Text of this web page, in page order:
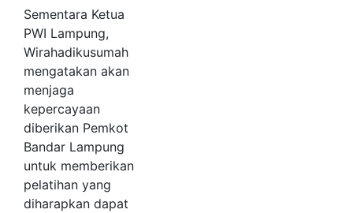
Sementara Ketua
PWI Lampung,
Wirahadikusumah
mengatakan akan
menjaga
kepercayaan
diberikan Pemkot
Bandar Lampung
untuk memberikan
pelatihan yang
diharapkan dapat